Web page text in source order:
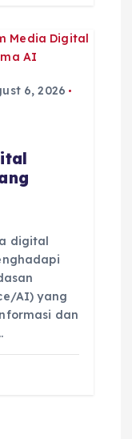
6, 2026
digital
AI) yang
dan